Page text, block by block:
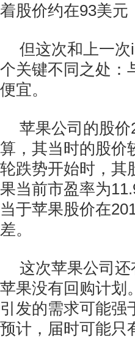
着股价约在93美元
但这次和上一
个关键不同之处：
便宜。
苹果公司的股
算，其当时的股价
轮跌势开始时，其
果当前市盈率为
当于苹果股价在
差。
这次苹果公司
苹果没有回购计划
引发的需求可能强
预计，届时可能只